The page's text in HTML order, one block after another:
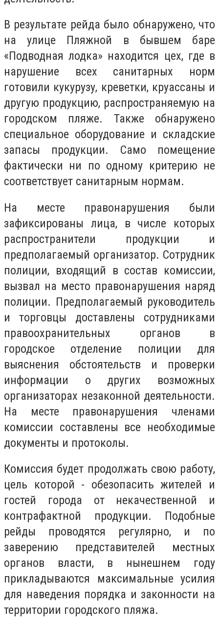
В результате рейда было обнаружено, что
на улице Пляжной в бывшем баре
«Подводная лодка» находится цех, где в
нарушение всех санитарных норм
готовили кукурузу, креветки, круассаны и
другую продукцию, распространяемую на
городском пляже. Также обнаружено
специальное оборудование и складские
запасы продукции. Само помещение
фактически ни по одному критерию не
соответствует санитарным нормам.
На месте правонарушения были
зафиксированы лица, в числе которых
распространители продукции и
предполагаемый организатор. Сотрудник
полиции, входящий в состав комиссии,
вызвал на место правонарушения наряд
полиции. Предполагаемый руководитель
и торговцы доставлены сотрудниками
правоохранительных органов в
городское отделение полиции для
выяснения обстоятельств и проверки
информации о других возможных
организаторах незаконной деятельности.
На месте правонарушения членами
комиссии составлены все необходимые
документы и протоколы.
Комиссия будет продолжать свою работу,
цель которой - обезопасить жителей и
гостей города от некачественной и
контрафактной продукции. Подобные
рейды проводятся регулярно, и по
заверению представителей местных
органов власти, в нынешнем году
прикладываются максимальные усилия
для наведения порядка и законности на
территории городского пляжа.